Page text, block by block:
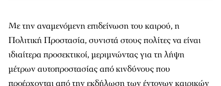
Με την αναμενόμενη επιδείνωση του καιρού, η
Πολιτική Προστασία, συνιστά στους πολίτες να είναι
ιδιαίτερα προσεκτικοί, μεριμνώντας για τη λήψη
μέτρων αυτοπροστασίας από κινδύνους που
προέρχονται από την εκδήλωση των έντονων καιρικών